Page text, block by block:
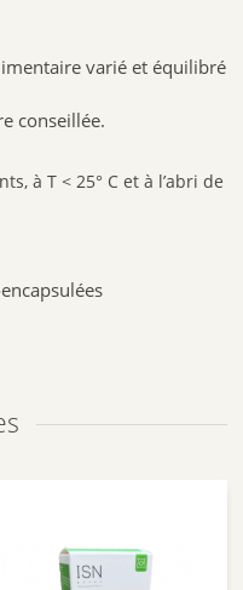
varié et équilibré
conseillée.
à T < 25° C et à l’abri de